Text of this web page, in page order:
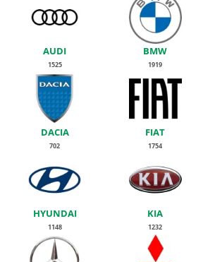
AUDI
1525
BMW
1919
DACIA
702
FIAT
1754
HYUNDAI
1148
KIA
1232